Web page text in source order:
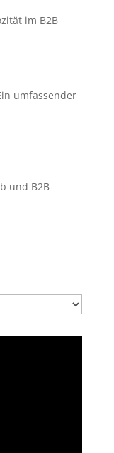
im B2B
umfassender
und B2B-